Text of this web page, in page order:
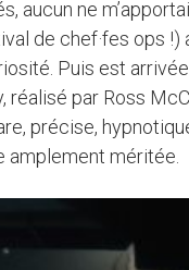
aucun ne
de chef·fes ops
Puis est arrivée
réalisé par Ross
précise,
amplement méritée.